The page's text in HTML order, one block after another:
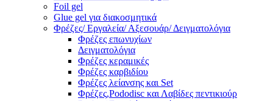
Foil gel
Glue gel για διακοσμητικά
Φρέζες/ Εργαλεία/ Αξεσουάρ/ Δειγματολόγια
Φρέζες επωνυχίων
Δειγματολόγια
Φρέζες κεραμικές
Φρέζες καρβιδίου
Φρέζες λείανσης και Set
Φρέζες,Pododisc και Λαβίδες πεντικιούρ